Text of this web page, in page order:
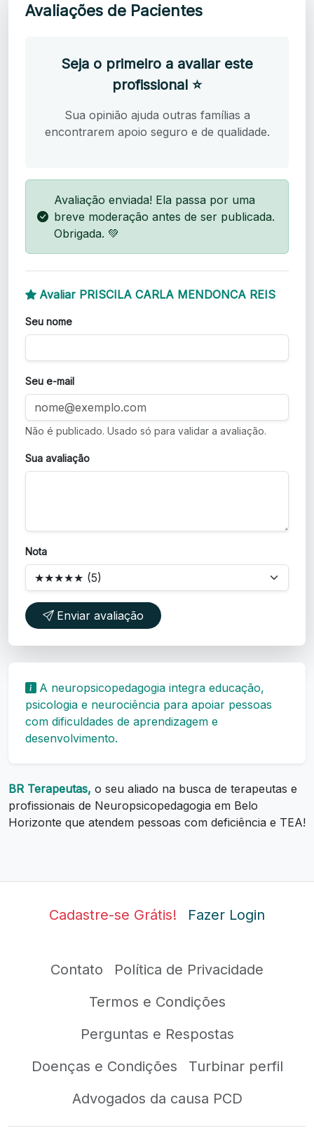
Avaliações de Pacientes
Seja o primeiro a avaliar este
profissional ⭐
Sua opinião ajuda outras famílias a
encontrarem apoio seguro e de qualidade.
Avaliação enviada! Ela passa por uma
breve moderação antes de ser publicada.
Obrigada. 💚
Avaliar PRISCILA CARLA MENDONCA REIS
Seu nome
Seu e-mail
Não é publicado. Usado só para validar a avaliação.
Sua avaliação
Nota
Enviar avaliação
A neuropsicopedagogia integra educação,
psicologia e neurociência para apoiar pessoas
com dificuldades de aprendizagem e
desenvolvimento.
BR Terapeutas, o seu aliado na busca de terapeutas e
profissionais de Neuropsicopedagogia em Belo
Horizonte que atendem pessoas com deficiência e TEA!
Cadastre-se Grátis! Fazer Login
Contato
Política de Privacidade
Termos e Condições
Perguntas e Respostas
Doenças e Condições
Turbinar perfil
Advogados da causa PCD